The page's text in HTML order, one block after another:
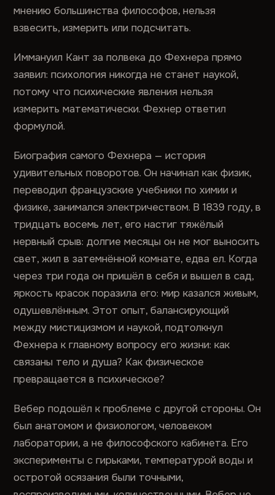
мнению большинства философов, нельзя
взвесить, измерить или подсчитать.
Иммануил Кант за полвека до Фехнера прямо
заявил: психология никогда не станет наукой,
потому что психические явления нельзя
измерить математически. Фехнер ответил
формулой.
Биография самого Фехнера — история
удивительных поворотов. Он начинал как физик,
переводил французские учебники по химии и
физике, занимался электричеством. В 1839 году, в
тридцать восемь лет, его настиг тяжёлый
нервный срыв: долгие месяцы он не мог выносить
свет, жил в затемнённой комнате, едва ел. Когда
через три года он пришёл в себя и вышел в сад,
яркость красок поразила его: мир казался живым,
одушевлённым. Этот опыт, балансирующий
между мистицизмом и наукой, подтолкнул
Фехнера к главному вопросу его жизни: как
связаны тело и душа? Как физическое
превращается в психическое?
Вебер подошёл к проблеме с другой стороны. Он
был анатомом и физиологом, человеком
лаборатории, а не философского кабинета. Его
эксперименты с гирьками, температурой воды и
остротой осязания были точными,